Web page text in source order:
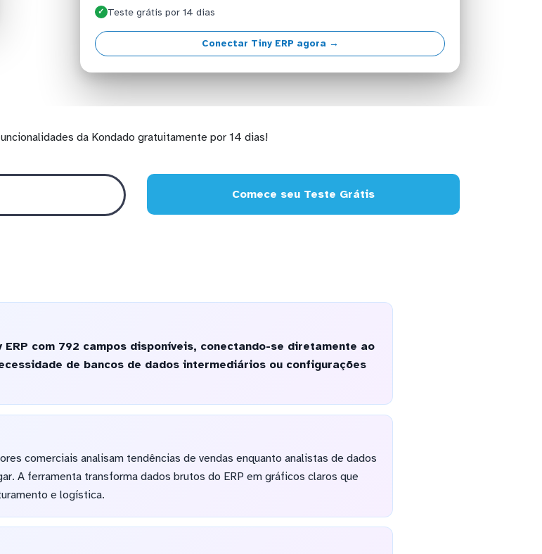
✓ Teste grátis por 14 dias
Conectar Tiny ERP agora →
da Kondado gratuitamente por 14 dias!
Comece seu Teste Grátis
com 792 campos disponíveis, conectando-se diretamente ao
de bancos de dados intermediários ou configurações
comerciais analisam tendências de vendas enquanto analistas de dados
A ferramenta transforma dados brutos do ERP em gráficos claros que
e logística.